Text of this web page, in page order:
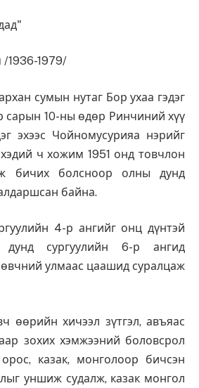
1936-1979/
сумын нутаг Бор ухаа гэдэг
сарын 10-ны өдөр Ринчиний хүү
эхээс Чойномусурияа нэрийг
ч хожим 1951 онд товчлон
бичих болсноор олны дунд
байна.
4-р ангийг онц дүнтэй
дунд сургуулийн 6-р ангид
улмаас цаашид суралцаж
өөрийн хичээл зүтгэл, авъяас
зохих хэмжээний боловсрол
казак, монголоор бичсэн
уншиж судалж, казак монгол